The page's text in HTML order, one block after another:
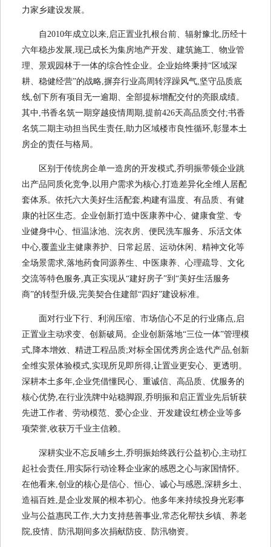
力家乡建设发展。
自2010年成立以来,启正置业扎根台前、辐射豫北,历经十
六年稳步发展,现已成长为集房地产开发、建筑施工、物业管
理、景观园林于一体的综合性企业。企业始终秉持“区域深
耕、稳健经营”的战略,摒弃行业高周转浮躁风气,坚守品质底
线,创下所有项目无一逾期、全部提标增配交付的亮眼成绩。
其中,书香名筑一期穿越疫情周期,提前426天高品质交付;书香
名筑二期主动担当民生责任,助力区域楼市良性循环,彰显本土
房企的责任与格局。
区别于传统房企单一造房的开发模式,乔明振带领企业跳
出产品同质化竞争,以用户需求为核心,打造差异化全维人居配
套体系。依托六大美好生活配套,构建有温度、有品质、有健
康的社区生态。企业创新打造中医康养中心、健康食堂、专
业健身中心、恒温泳池、浣衣房、便民洗车服务、乐活文体
中心,覆盖业主健康养护、日常起居、运动休闲、精神文化等
全场景需求,落地药食同源养生、中医康养、心理疏导、文化
交流等特色服务,真正实现从“建好房子”到“美好生活服务
商”的转型升级,完美契合住建部“四好”建设标准。
面对行业下行、利润压缩、市场信心不足的行业痛点,启
正置业主动求变、创新破局。企业创新落地“三位一体”管理模
式,降本增效、精进工程品质;对标全国优秀房企迭代产品,创新
全维实景体验模式,实现所见即所得,让置业更安心、更透明。
深耕本土多年,企业凭借懂民心、重诚信、高品质、优服务的
核心优势,在行业洗牌中站稳脚跟,乔明振和启正置业先后斩获
先进工作者、劳动模范、爱心企业、开发建设红榜企业等多
项荣誉,收获万千业主信赖。
深耕实业不忘反哺乡土,乔明振始终践行公益初心,主动扛
起社会责任,用实际行动诠释企业家的感恩之心与家国情怀。
在他看来,创业的核心是信心、恒心、诚心与感恩,深耕乡土、
造福百姓,是企业发展的根本初心。他多年来持续投身光彩事
业与公益惠民工作,大力支持慈善事业,常态化帮扶乡镇、养老
院,疫情、防汛期间多次捐献防疫、防汛物资。